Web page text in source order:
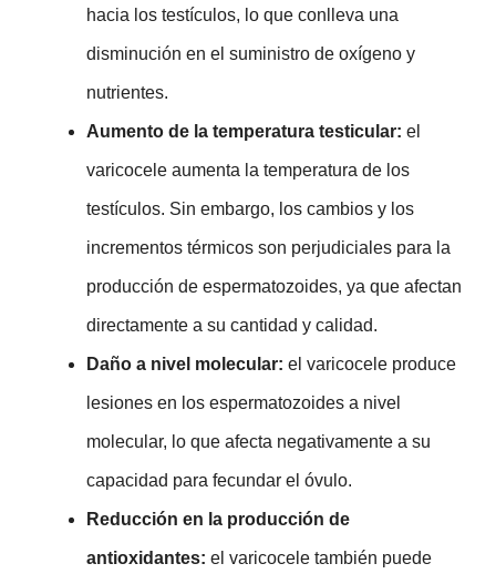
hacia los testículos, lo que conlleva una
disminución en el suministro de oxígeno y
nutrientes.
Aumento de la temperatura testicular: el
varicocele aumenta la temperatura de los
testículos. Sin embargo, los cambios y los
incrementos térmicos son perjudiciales para la
producción de espermatozoides, ya que afectan
directamente a su cantidad y calidad.
Daño a nivel molecular: el varicocele produce
lesiones en los espermatozoides a nivel
molecular, lo que afecta negativamente a su
capacidad para fecundar el óvulo.
Reducción en la producción de
antioxidantes: el varicocele también puede